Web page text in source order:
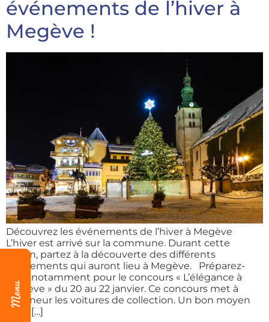
événements de l’hiver à
Megève !
Découvrez les événements de l’hiver à Megève
L’hiver est arrivé sur la commune. Durant cette
saison, partez à la découverte des différents
événements qui auront lieu à Megève. Préparez-
vous notamment pour le concours « L’élégance à
Megève » du 20 au 22 janvier. Ce concours met à
l’honneur les voitures de collection. Un bon moyen
pour […]